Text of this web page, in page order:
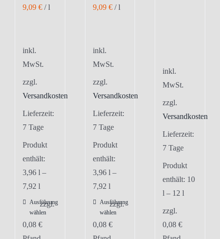
9,09 € /l
inkl.
MwSt.
zzgl.
Versandkosten
Lieferzeit:
7 Tage
Produkt
enthält:
3,96 l –
7,92 l
Ausführung
wählen
Dieses
Produkt
zzgl.
0,08 €
9,09 €/l
inkl.
MwSt.
zzgl.
Versandkosten
Lieferzeit:
7 Tage
Produkt
enthält:
3,96 l –
7,92 l
Ausführung
wählen
Dieses
Produkt
zzgl.
0,08 €
inkl.
MwSt.
zzgl.
Versandkosten
Lieferzeit:
7 Tage
Produkt
enthält: 10
l – 12l
zzgl.
0,08€